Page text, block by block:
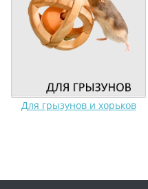
Для грызунов и хорьков